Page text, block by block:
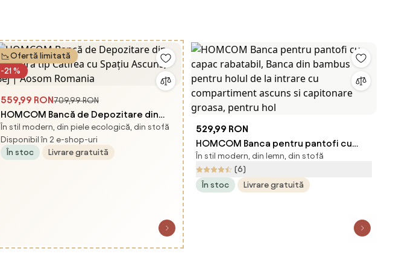
Ofertă limitată
-21 %
559,99 RON709,99 RON
HOMCOM Bancă de Depozitare din
Țesătură tip Catifea cu Spațiu Ascuns,
Bej | Aosom Romania
În stil modern, din piele ecologică, din stofă
Disponibil în 2 e-shop-uri
În stoc
Livrare gratuită
529,99 RON
HOMCOM Banca pentru pantofi cu
capac rabatabil, Banca din bambus
pentru holul de la intrare cu
compartiment ascuns si capitonare
În stil modern, din lemn, din stofă
(6)
În stoc
Livrare gratuită